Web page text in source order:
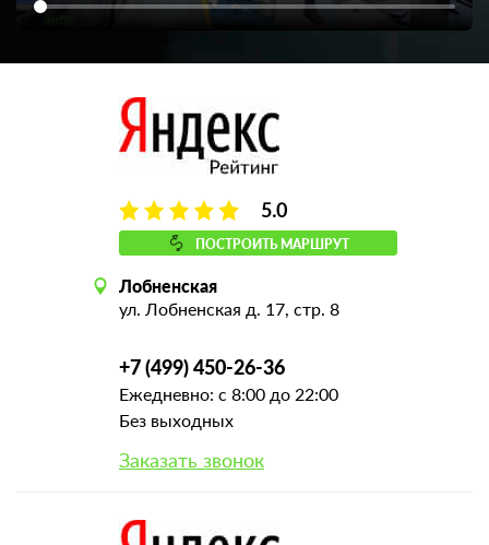
5.0
ПОСТРОИТЬ МАРШРУТ
Лобненская
ул. Лобненская д. 17, стр. 8
+7 (499) 450-26-36
Ежедневно: с 8:00 до 22:00
Без выходных
Заказать звонок